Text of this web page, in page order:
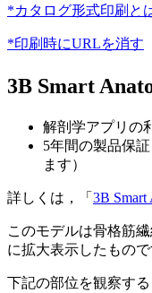
*カタログ形式印刷と
*印刷時にURLを消す
3B Smart
解剖学アプリの
5年間の製品保証
ます）
詳しくは，「 3B Smart
このモデルは骨格筋
に拡大表示したもので
下記の部位を観察する